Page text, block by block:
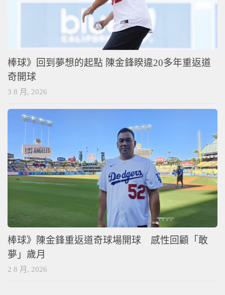
棒球》回到夢想的起點 陳金鋒睽違20多年重返道
奇開球
3 8 月, 2026
棒球》陳金鋒重返道奇球場開球 感性回顧「敢
夢」歲月
2 8 月, 2026